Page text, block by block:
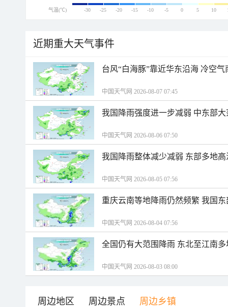
气温(℃) -30 -25 -20 -15 -10 -5 0 5 10
近期重大天气事件
台风“白海豚”靠近华东沿海 冷空
中国天气网 2026-08-07 07:45
我国降雨强度进一步减弱 中东部
中国天气网 2026-08-06 07:50
我国降雨整体减少减弱 东部多地
中国天气网 2026-08-05 07:56
重庆云南等地降雨仍然频繁 我国
中国天气网 2026-08-04 07:56
全国仍有大范围降雨 东北至江南
中国天气网 2026-08-03 08:00
周边地区 周边景点 周边乡镇